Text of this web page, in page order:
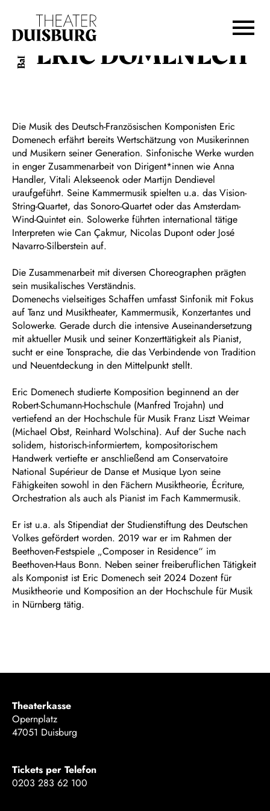
Zur Hauptnavigation springen
Zum Footer springen
Ballett ERIC DOMENECH
Die Musik des Deutsch-Französischen Komponisten Eric
Domenech erfährt bereits Wertschätzung von Musikerinnen
und Musikern seiner Generation. Sinfonische Werke wurden
in enger Zusammenarbeit von Dirigent*innen wie Anna
Handler, Vitali Alekseenok oder Martijn Dendievel
uraufgeführt. Seine Kammermusik spielten u.a. das Vision-
String-Quartet, das Sonoro-Quartet oder das Amsterdam-
Wind-Quintet ein. Solowerke führten international tätige
Interpreten wie Can Çakmur, Nicolas Dupont oder José
Navarro-Silberstein auf.
Die Zusammenarbeit mit diversen Choreographen prägten
sein musikalisches Verständnis.
Domenechs vielseitiges Schaffen umfasst Sinfonik mit Fokus
auf Tanz und Musiktheater, Kammermusik, Konzertantes und
Solowerke. Gerade durch die intensive Auseinandersetzung
mit aktueller Musik und seiner Konzerttätigkeit als Pianist,
sucht er eine Tonsprache, die das Verbindende von Tradition
und Neuentdeckung in den Mittelpunkt stellt.
Eric Domenech studierte Komposition beginnend an der
Robert-Schumann-Hochschule (Manfred Trojahn) und
vertiefend an der Hochschule für Musik Franz Liszt Weimar
(Michael Obst, Reinhard Wolschina). Auf der Suche nach
solidem, historisch-informiertem, kompositorischem
Handwerk vertiefte er anschließend am Conservatoire
National Supérieur de Danse et Musique Lyon seine
Fähigkeiten sowohl in den Fächern Musiktheorie, Écriture,
Orchestration als auch als Pianist im Fach Kammermusik.
Er ist u.a. als Stipendiat der Studienstiftung des Deutschen
Volkes gefördert worden. 2019 war er im Rahmen der
Beethoven-Festspiele „Composer in Residence“ im
Beethoven-Haus Bonn. Neben seiner freiberuflichen Tätigkeit
als Komponist ist Eric Domenech seit 2024 Dozent für
Musiktheorie und Komposition an der Hochschule für Musik
in Nürnberg tätig.
Theaterkasse
Opernplatz
47051 Duisburg
Tickets per Telefon
0203 283 62 100